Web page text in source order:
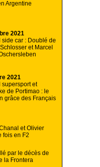
Argentine
2021
side car : Doublé de
et Marcel
2021
supersport et
de Portimao : le
grâce des Français
et Olivier
fois en F2
par le décès de
la Frontera